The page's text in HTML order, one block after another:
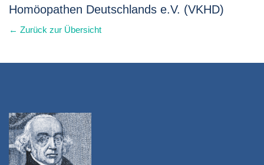
Homöopathen Deutschlands e.V. (VKHD)
← Zurück zur Übersicht